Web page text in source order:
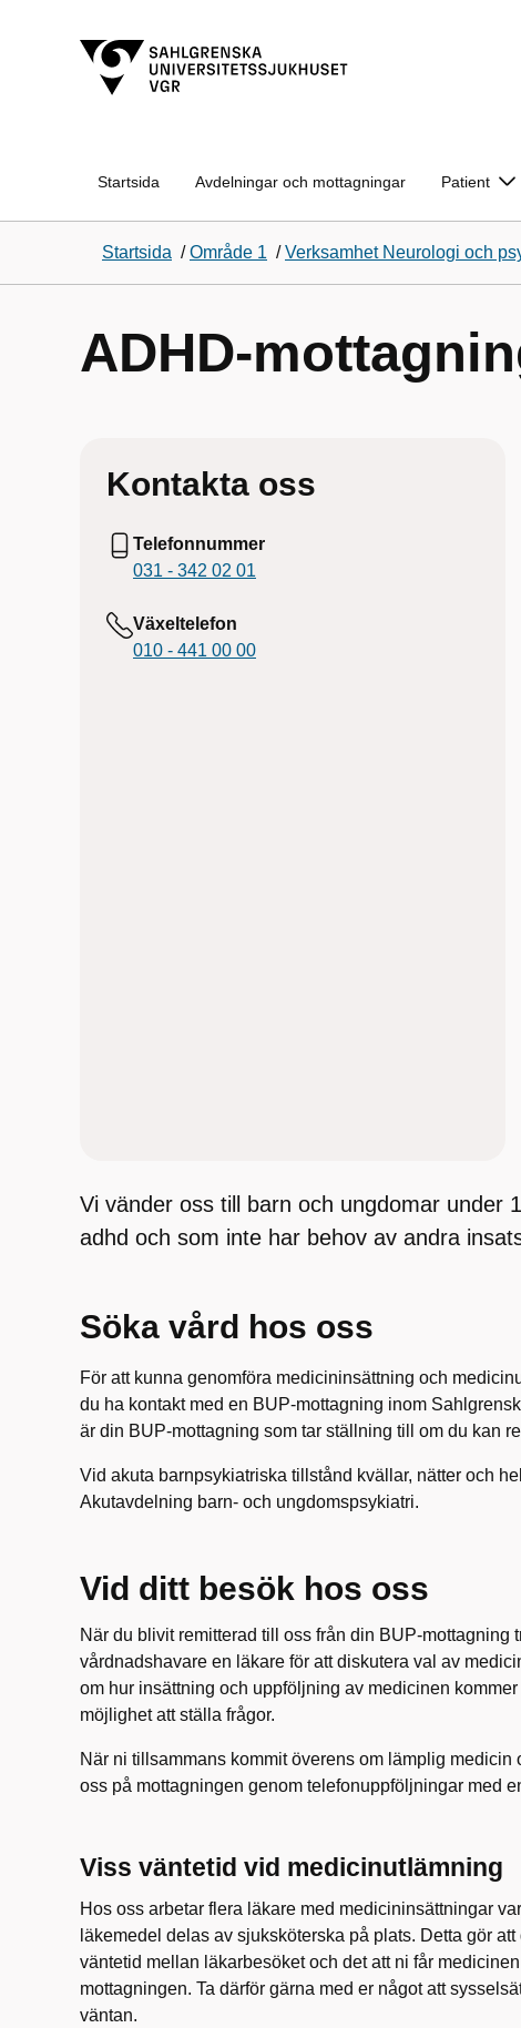
Startsida Avdelningar och mottagningar Patient
Startsida /Område 1 /Verksamhet Neurologi och
ADHD-
Kontakta oss
Telefonnummer
031 - 342 02 01
Växeltelefon
010 - 441 00 00
Vi vänder oss till barn och ungdomar under
adhd och som inte har behov av andra
Söka vård hos oss
För att kunna genomföra medicininsättning och
du ha kontakt med en BUP-mottagning inom
är din BUP-mottagning som tar ställning till om du kan
Vid akuta barnpsykiatriska tillstånd kvällar, nätter och
Akutavdelning barn- och ungdomspsykiatri.
Vid ditt besök hos oss
När du blivit remitterad till oss från din BUP-mottagning
vårdnadshavare en läkare för att diskutera val av
om hur insättning och uppföljning av medicinen
möjlighet att ställa frågor.
När ni tillsammans kommit överens om lämplig medicin
oss på mottagningen genom telefonuppföljningar med
Viss väntetid vid medicinutlämning
Hos oss arbetar flera läkare med medicininsättningar
läkemedel delas av sjuksköterska på plats. Detta gör
väntetid mellan läkarbesöket och det att ni får
mottagningen. Ta därför gärna med er något att
väntan.